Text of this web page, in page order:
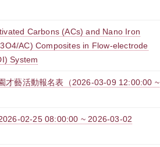
Carbons (ACs) and Nano Iron
AC) Composites in Flow-electrode
System
才藝活動報名表（2026-03-09 12:00:00 ~
02-25 08:00:00 ~ 2026-03-02